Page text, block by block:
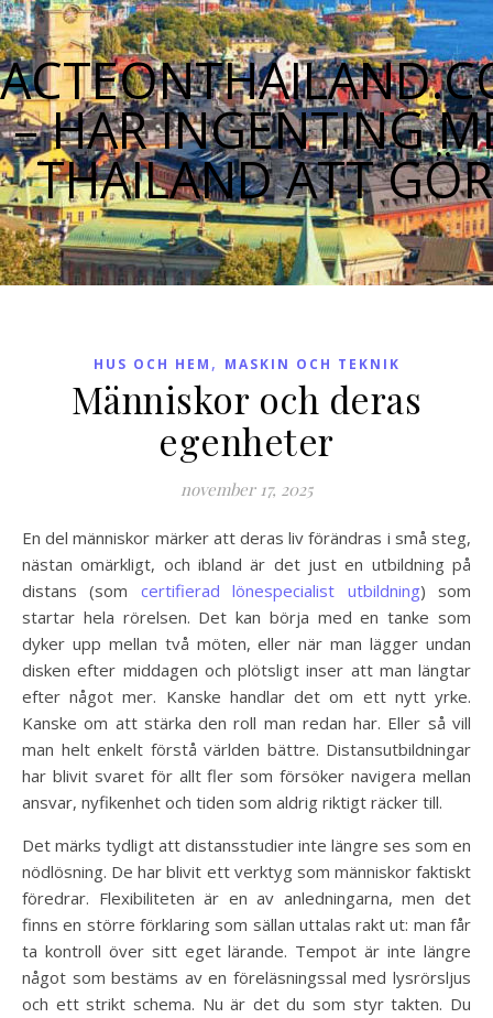
– HAR INGENTING
THAILAND ATT
HUS OCH HEM , MASKIN OCH TEKNIK
Människor och deras
egenheter
november 17, 2025
En del människor märker att deras liv förändras i små steg,
nästan omärkligt, och ibland är det just en utbildning på
distans (som certifierad lönespecialist utbildning) som
startar hela rörelsen. Det kan börja med en tanke som
dyker upp mellan två möten, eller när man lägger undan
disken efter middagen och plötsligt inser att man längtar
efter något mer. Kanske handlar det om ett nytt yrke.
Kanske om att stärka den roll man redan har. Eller så vill
man helt enkelt förstå världen bättre. Distansutbildningar
har blivit svaret för allt fler som försöker navigera mellan
ansvar, nyfikenhet och tiden som aldrig riktigt räcker till.
Det märks tydligt att distansstudier inte längre ses som en
nödlösning. De har blivit ett verktyg som människor faktiskt
föredrar. Flexibiliteten är en av anledningarna, men det
finns en större förklaring som sällan uttalas rakt ut: man får
ta kontroll över sitt eget lärande. Tempot är inte längre
något som bestäms av en föreläsningssal med lysrörsljus
och ett strikt schema. Nu är det du som styr takten. Du